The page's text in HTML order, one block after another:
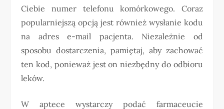
Ciebie numer telefonu komórkowego. Coraz
popularniejszą opcją jest również wysłanie kodu
na adres e-mail pacjenta. Niezależnie od
sposobu dostarczenia, pamiętaj, aby zachować
ten kod, ponieważ jest on niezbędny do odbioru
leków.
W aptece wystarczy podać farmaceucie